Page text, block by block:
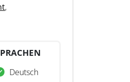
,
Deutsch